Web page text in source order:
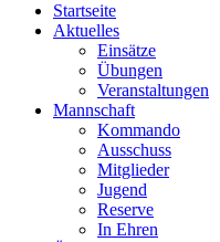
Startseite
Aktuelles
Einsätze
Übungen
Veranstaltungen
Mannschaft
Kommando
Ausschuss
Mitglieder
Jugend
Reserve
In Ehren